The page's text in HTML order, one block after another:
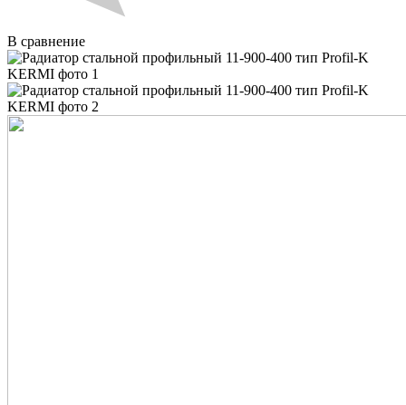
В сравнение